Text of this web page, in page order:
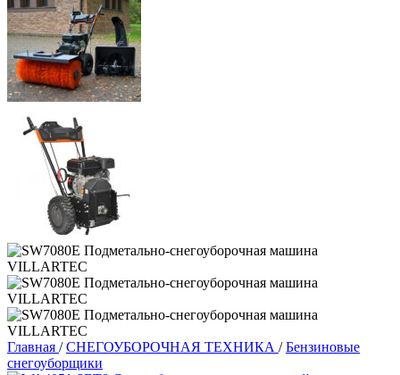
Главная / СНЕГОУБОРОЧНАЯ ТЕХНИКА / Бензиновые
снегоуборщики